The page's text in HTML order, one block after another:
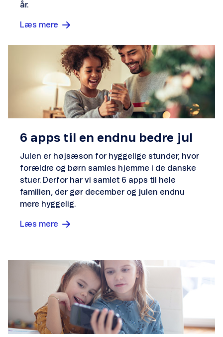
år.
Læs mere
6 apps til en endnu bedre jul
Julen er højsæson for hyggelige stunder, hvor
forældre og børn samles hjemme i de danske
stuer. Derfor har vi samlet 6 apps til hele
familien, der gør december og julen endnu
mere hyggelig.
Læs mere